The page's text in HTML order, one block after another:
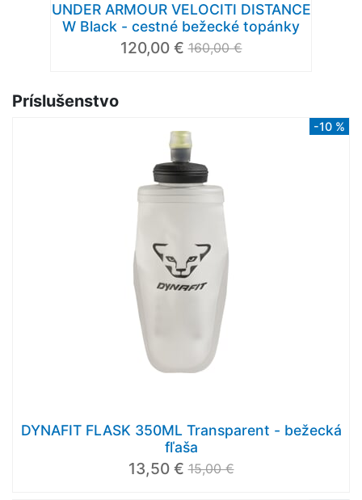
UNDER ARMOUR VELOCITI DISTANCE
W Black - cestné bežecké topánky
120,00 € 160,00 €
Príslušenstvo
-10 %
DYNAFIT FLASK 350ML Transparent - bežecká
fľaša
13,50 € 15,00 €